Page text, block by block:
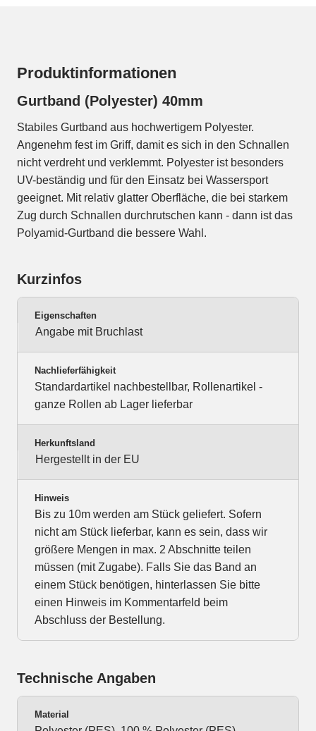
Produktinformationen
Gurtband (Polyester) 40mm
Stabiles Gurtband aus hochwertigem Polyester.
Angenehm fest im Griff, damit es sich in den Schnallen
nicht verdreht und verklemmt. Polyester ist besonders
UV-beständig und für den Einsatz bei Wassersport
geeignet. Mit relativ glatter Oberfläche, die bei starkem
Zug durch Schnallen durchrutschen kann - dann ist das
Polyamid-Gurtband die bessere Wahl.
Kurzinfos
Eigenschaften
Angabe mit Bruchlast
Nachlieferfähigkeit
Standardartikel nachbestellbar, Rollenartikel -
ganze Rollen ab Lager lieferbar
Herkunftsland
Hergestellt in der EU
Hinweis
Bis zu 10m werden am Stück geliefert. Sofern
nicht am Stück lieferbar, kann es sein, dass wir
größere Mengen in max. 2 Abschnitte teilen
müssen (mit Zugabe). Falls Sie das Band an
einem Stück benötigen, hinterlassen Sie bitte
einen Hinweis im Kommentarfeld beim
Abschluss der Bestellung.
Technische Angaben
Material